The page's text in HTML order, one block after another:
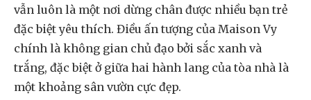
vẫn luôn là một nơi dừng chân được nhiều bạn trẻ
đặc biệt yêu thích. Điều ấn tượng của Maison Vy
chính là không gian chủ đạo bởi sắc xanh và
trắng, đặc biệt ở giữa hai hành lang của tòa nhà là
một khoảng sân vườn cực đẹp.